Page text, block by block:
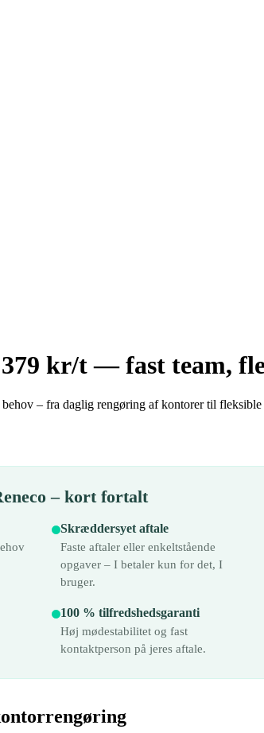
kr/t — fast team,
– fra daglig rengøring af kontorer til
– kort fortalt
Skræddersyet aftale
Faste aftaler eller enkeltstående
opgaver – I betaler kun for det, I
bruger.
100 % tilfredshedsgaranti
Høj mødestabilitet og fast
kontaktperson på jeres aftale.